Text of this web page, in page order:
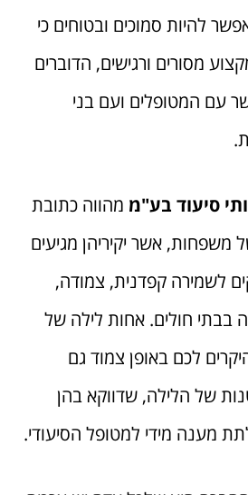
להיות סמוכים ובטוחים כי
מסורים ורגישים, הדוברים
עם המטופלים ועם בני
סיעוד בע"מ מהווה כתובת
משפחות, אשר יקיריהן מגיעים
לשמירה קפדנית, צמודה,
בבתי חולים. אחות לילה של
לכם באופן צמוד גם
של הלילה, שדווקא בהן
מענה מידי למטופל הסיעודי.